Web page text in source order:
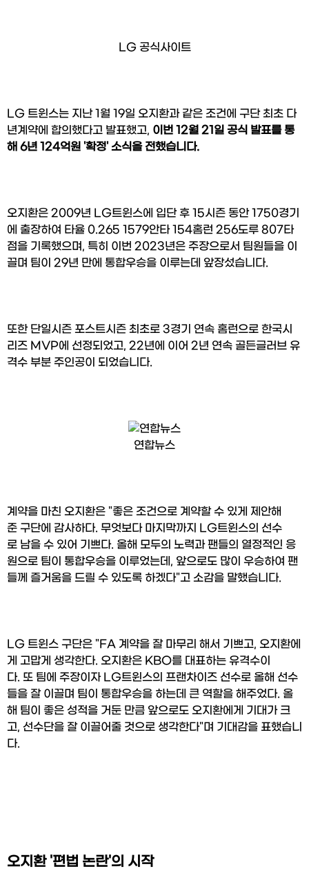
LG 공식사이트
LG 트윈스는 지난 1월 19일 오지환과 같은 조건에 구단 최초 다
년계약에 합의했다고 발표했고, 이번 12월 21일 공식 발표를 통
해 6년 124억원 '확정' 소식을 전했습니다.
오지환은 2009년 LG트윈스에 입단 후 15시즌 동안 1750경기
에 출장하여 타율 0.265 1579안타 154홈런 256도루 807타
점을 기록했으며, 특히 이번 2023년은 주장으로서 팀원들을 이
끌며 팀이 29년 만에 통합우승을 이루는데 앞장섰습니다.
또한 단일시즌 포스트시즌 최초로 3경기 연속 홈런으로 한국시
리즈 MVP에 선정되었고, 22년에 이어 2년 연속 골든글러브 유
격수 부분 주인공이 되었습니다.
연합뉴스
계약을 마친 오지환은 "좋은 조건으로 계약할 수 있게 제안해
준 구단에 감사하다. 무엇보다 마지막까지 LG트윈스의 선수
로 남을 수 있어 기쁘다. 올해 모두의 노력과 팬들의 열정적인 응
원으로 팀이 통합우승을 이루었는데, 앞으로도 많이 우승하여 팬
들께 즐거움을 드릴 수 있도록 하겠다"고 소감을 말했습니다.
LG 트윈스 구단은 "FA 계약을 잘 마무리 해서 기쁘고, 오지환에
게 고맙게 생각한다. 오지환은 KBO를 대표하는 유격수이
다. 또 팀에 주장이자 LG트윈스의 프랜차이즈 선수로 올해 선수
들을 잘 이끌며 팀이 통합우승을 하는데 큰 역할을 해주었다. 올
해 팀이 좋은 성적을 거둔 만큼 앞으로도 오지환에게 기대가 크
고, 선수단을 잘 이끌어줄 것으로 생각한다"며 기대감을 표했습니
다.
오지환 '편법 논란'의 시작